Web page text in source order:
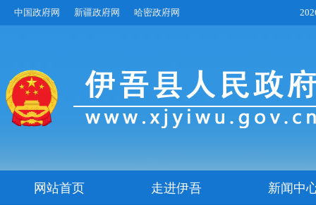
中国政府网 新疆政府网 哈密政府网
网站首页 走进伊吾 新闻中